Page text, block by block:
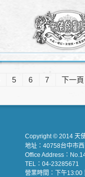
5 6 7 下一頁
Copyright © 2014 天
地址：40758台中市
Office Address：
TEL：04-23285671
營業時間：下午13:00